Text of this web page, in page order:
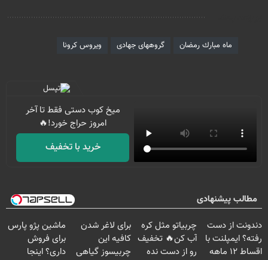
ماه مبارك رمضان گروههای جهادی ویروس کرونا
میخ کوب دستی فقط تا آخر
امروز حراج خورد!🔥
خرید با تخفیف
مطالب پیشنهادی
دندونت از دست
رفته؟ ایمپلنت با
اقساط ۱۲ ماهه
چربیاتو مثل کره
آب کن🔥 تخفیف
رو از دست نده
برای لاغر شدن
کافیه این
چربیسوز گیاهی
ماشین پژو پارس
برای فروش
داری؟ اینجا